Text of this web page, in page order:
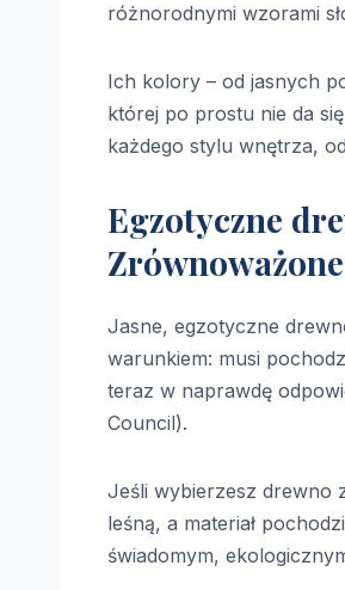
różnorodnymi wzorami
Ich kolory – od jasnych
której po prostu nie da
każdego stylu wnętrza,
Egzotyczne
Jasne, egzotyczne
warunkiem: musi
teraz w naprawdę
Council).
Jeśli wybierzesz drewno
leśną, a materiał
świadomym,